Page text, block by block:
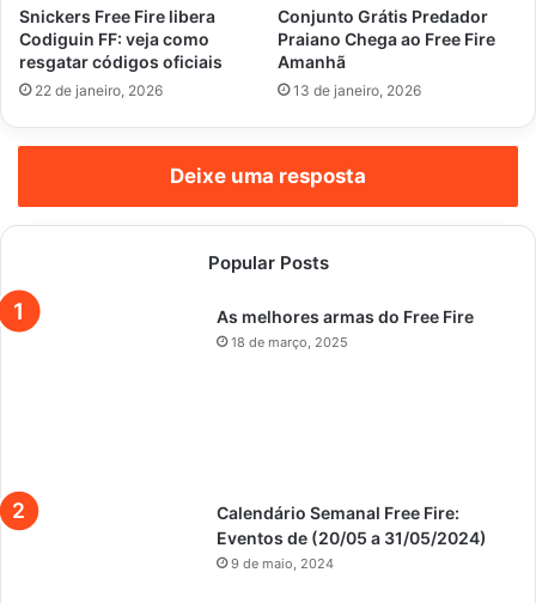
Snickers Free Fire libera
Codiguin FF: veja como
resgatar códigos oficiais
22 de janeiro, 2026
Conjunto Grátis Predador
Praiano Chega ao Free Fire
Amanhã
13 de janeiro, 2026
Deixe uma resposta
Popular Posts
As melhores armas do Free Fire
18 de março, 2025
Calendário Semanal Free Fire:
Eventos de (20/05 a 31/05/2024)
9 de maio, 2024